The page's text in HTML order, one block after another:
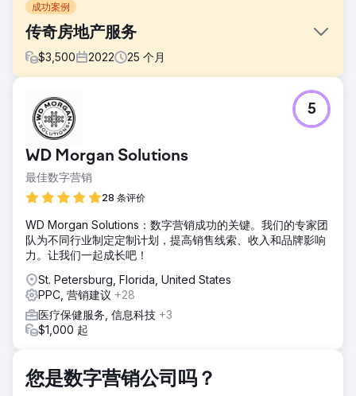
成功案例
传奇房地产服务
$3,500 2022 25 个月
挑战
Legendary Real Estate Service严重依赖Redfin等推荐平
台，并使用一个标准的KVCore网站，该网站并非为提升排名
或转化率而设计。他们在谷歌上的曝光率极低，没有出现在地
图搜索结果中，并且由于追踪和基础设施的限制，无法有效地
投放付费谷歌广告。潜在客户来源不稳定，且很大程度上不受
他们控制。
DMR Media 使用 WordPress 重建了他们的网站，以支持
SEO、转化跟踪和可扩展性。我们实施了反向链接推广活动，
优化了他们的 Google 我的商家信息，并投放了
Performance Max 重定向广告，以吸引和转化高意向流量。
他们的 CRM 系统也进行了重组，更新了自动化功能，旨在引
导潜在客户最终签署买卖协议。该系统旨在创造可预测的入站
需求，而不是依赖第三方平台。
格销售线索，并吸引超过 1000 名自然访客。其 Google 商家
信息在日内瓦湖地图搜索“日内瓦湖房地产经纪人”排名第一。
WD Morgan Solutions
最佳数字营销
28 条评价
5
WD Morgan Solutions：数字营销成功的关键。我们的专家团
队为不同行业制定定制计划，提高销售线索、收入和品牌影响
力。让我们一起成长吧！
St. Petersburg, Florida, United States
PPC, 营销建议 +28
医疗保健服务, 信息科技 +3
$1,000 起
您是数字营销公司吗？